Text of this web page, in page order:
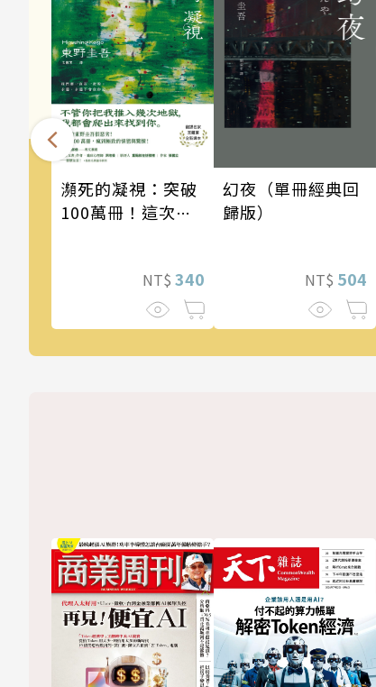
瀕死的凝視：突破
100萬冊！這次的
NT$ 340
幻夜（單冊經典回
歸版）
NT$ 504